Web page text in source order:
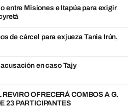
entre Misiones e Itapúa para exigir
de cárcel para exjueza Tania Irún,
en caso Tajy
OFRECERÁ COMBOS A G.
23 PARTICIPANTES